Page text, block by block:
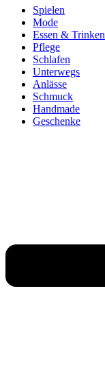
Spielen
Mode
Essen & Trinken
Pflege
Schlafen
Unterwegs
Anlässe
Schmuck
Handmade
Geschenke